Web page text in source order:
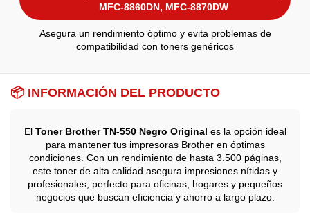
MFC-8860DN, MFC-8870DW
Asegura un rendimiento óptimo y evita problemas de
compatibilidad con toners genéricos
📦 INFORMACIÓN DEL PRODUCTO
El Toner Brother TN-550 Negro Original es la opción ideal
para mantener tus impresoras Brother en óptimas
condiciones. Con un rendimiento de hasta 3.500 páginas,
este toner de alta calidad asegura impresiones nítidas y
profesionales, perfecto para oficinas, hogares y pequeños
negocios que buscan eficiencia y ahorro a largo plazo.